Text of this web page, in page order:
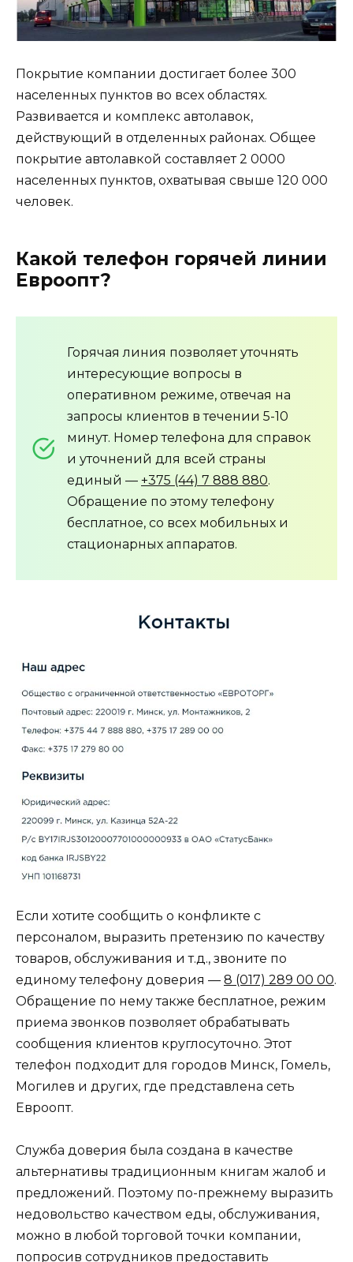
Покрытие компании достигает более 300
населенных пунктов во всех областях.
Развивается и комплекс автолавок,
действующий в отделенных районах. Общее
покрытие автолавкой составляет 2 0000
населенных пунктов, охватывая свыше 120 000
человек.
Какой телефон горячей линии
Евроопт?
Горячая линия позволяет уточнять
интересующие вопросы в
оперативном режиме, отвечая на
запросы клиентов в течении 5-10
минут. Номер телефона для справок
и уточнений для всей страны
единый — +375 (44) 7 888 880.
Обращение по этому телефону
бесплатное, со всех мобильных и
стационарных аппаратов.
Если хотите сообщить о конфликте с
персоналом, выразить претензию по качеству
товаров, обслуживания и т.д., звоните по
единому телефону доверия — 8 (017) 289 00 00.
Обращение по нему также бесплатное, режим
приема звонков позволяет обрабатывать
сообщения клиентов круглосуточно. Этот
телефон подходит для городов Минск, Гомель,
Могилев и других, где представлена сеть
Евроопт.
Служба доверия была создана в качестве
альтернативы традиционным книгам жалоб и
предложений. Поэтому по-прежнему выразить
недовольство качеством еды, обслуживания,
можно в любой торговой точки компании,
попросив сотрудников предоставить